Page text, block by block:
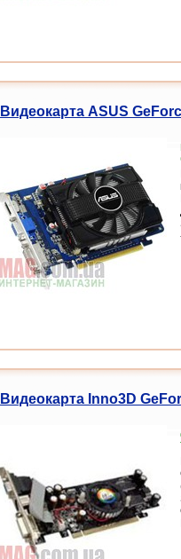
Видеокарта ASUS
Видеокарта Inno3D